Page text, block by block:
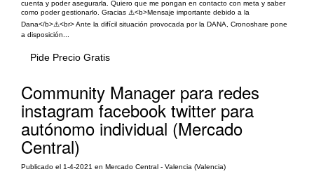
cuenta y poder asegurarla. Quiero que me pongan en contacto con meta y saber
como poder gestionarlo. Gracias ⚠️<b>Mensaje importante debido a la
Dana</b>⚠️<br> Ante la difícil situación provocada por la DANA, Cronoshare pone
a disposición...
Pide Precio Gratis
Community Manager para redes
instagram facebook twitter para
autónomo individual (Mercado
Central)
Publicado el 1-4-2021 en Mercado Central - Valencia (Valencia)